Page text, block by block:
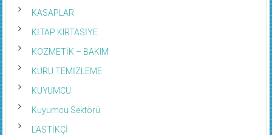
KASAPLAR
KİTAP KIRTASİYE
KOZMETİK – BAKIM
KURU TEMİZLEME
KUYUMCU
Kuyumcu Sektörü
LASTİKÇİ